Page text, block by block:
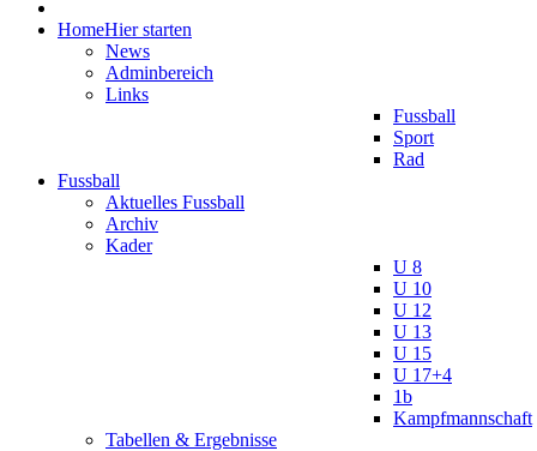
HomeHier starten
News
Adminbereich
Links
Fussball
Sport
Rad
Fussball
Aktuelles Fussball
Archiv
Kader
U 8
U 10
U 12
U 13
U 15
U 17+4
1b
Kampfmannschaft
Tabellen & Ergebnisse